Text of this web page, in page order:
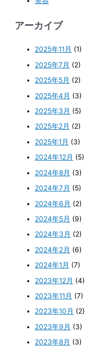
アーカイブ
2025年11月 (1)
2025年7月 (2)
2025年5月 (2)
2025年4月 (3)
2025年3月 (5)
2025年2月 (2)
2025年1月 (3)
2024年12月 (5)
2024年8月 (3)
2024年7月 (5)
2024年6月 (2)
2024年5月 (9)
2024年3月 (2)
2024年2月 (6)
2024年1月 (7)
2023年12月 (4)
2023年11月 (7)
2023年10月 (2)
2023年9月 (3)
2023年8月 (3)